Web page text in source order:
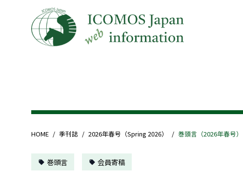
HOME / 季刊誌 / 2026年春号（Spring 2026） / 巻頭言（2026年春号）
巻頭言 会員寄稿